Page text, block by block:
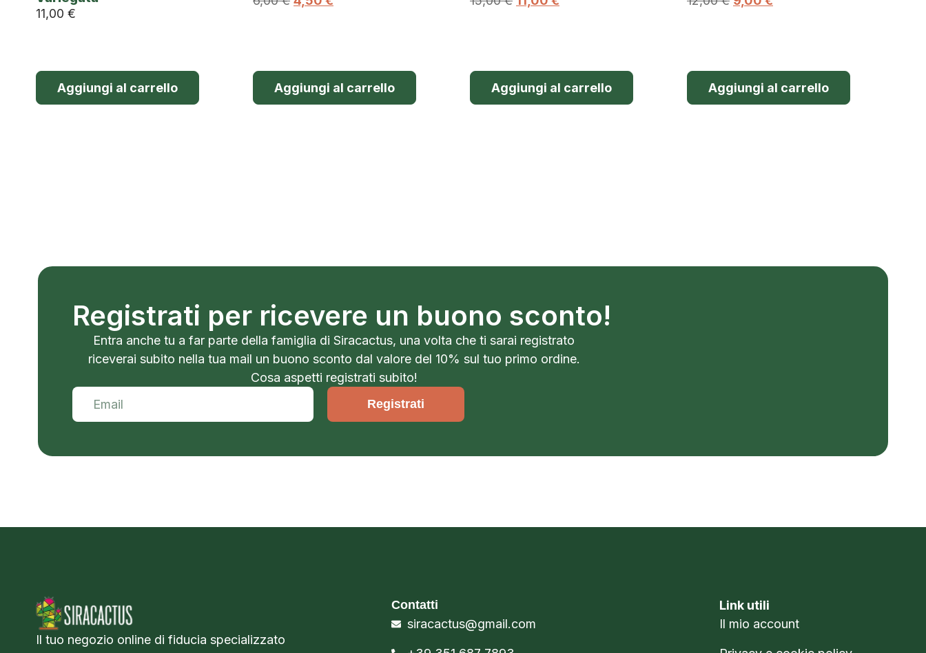
11,00 €
Aggiungi al carrello Aggiungi al carrello Aggiungi al carrello Aggiungi al carrello
Registrati per ricevere un buono sconto!
Entra anche tu a far parte della famiglia di Siracactus, una volta che ti sarai registrato
riceverai subito nella tua mail un buono sconto dal valore del 10% sul tuo primo ordine.
Cosa aspetti registrati subito!
Registrati
Il tuo negozio online di fiducia specializzato
Contatti
siracactus@gmail.com
Link utili
Il mio account